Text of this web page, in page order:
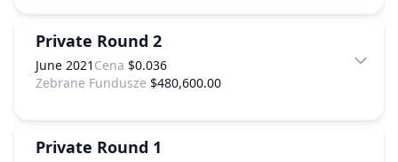
Private Round 2
June 2021 Cena $0.036
Zebrane Fundusze $480,600.00
Private Round 1